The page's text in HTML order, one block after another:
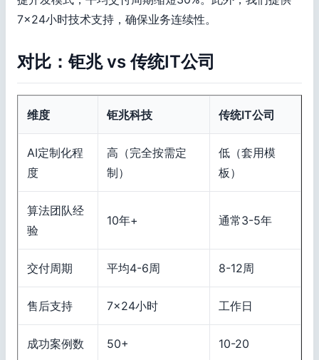
7×24小时技术支持，确保业务连续性。
对比：钜兆 vs 传统IT公司
维度 钜兆科技 传统IT公司
AI定制化程
度
高（完全按需定
制）
低（套用模
板）
算法团队经
验
10年+ 通常3-5年
交付周期 平均4-6周 8-12周
售后支持 7×24小时 工作日
成功案例数 50+ 10-20